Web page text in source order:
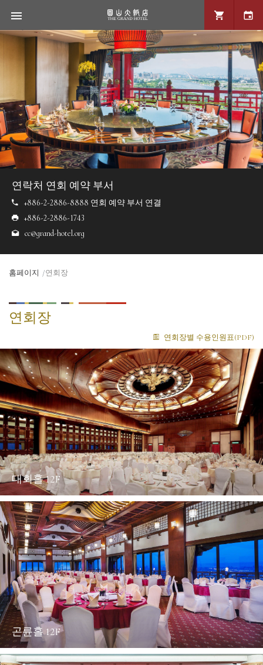
연락처 연회 예약 부서
+886-2-2886-8888 연회 예약 부서 연결
+886-2-2886-1743
cc@grand-hotel.org
홈페이지 연회장
연회장
연회장별 수용인원표(PDF)
대회홀 12F
곤륜홀 12F